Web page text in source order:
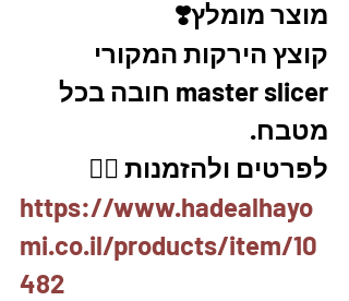
מוצר מומלץ❣️
קוצץ הירקות המקורי
master slicer חובה בכל
מטבח.
לפרטים ולהזמנות 👇🏼
https://www.hadealhayo
mi.co.il/products/item/10
482